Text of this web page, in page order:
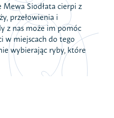
Siodłata cierpi z
przełowienia i
z nas może im pomóc
w miejscach do tego
wybierając ryby, które